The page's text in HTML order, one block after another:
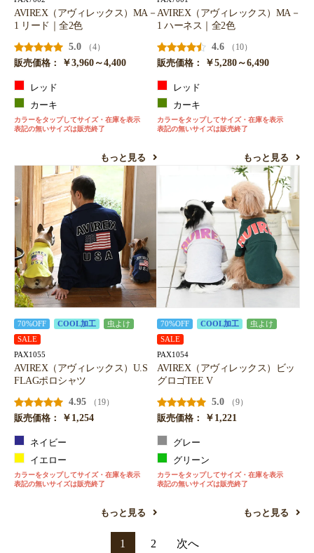
AVIREX（アヴィレックス）MA－
1 リード｜全2色
5.0
（4）
販売価格：
￥3,960～4,400
レッド
カーキ
カラーをタップしてサイズ・在庫を表示
表記の無いサイズは販売終了
もっと見る
AVIREX（アヴィレックス）MA－
1 ハーネス｜全2色
4.6
（10）
販売価格：
￥5,280～6,490
レッド
カーキ
カラーをタップしてサイズ・在庫を表示
表記の無いサイズは販売終了
もっと見る
70%OFF COOL加工
虫よけ
SALE
PAX1055
AVIREX（アヴィレックス）U.S
FLAGポロシャツ
4.95
（19）
販売価格：
￥1,254
ネイビー
イエロー
カラーをタップしてサイズ・在庫を表示
表記の無いサイズは販売終了
もっと見る
70%OFF COOL加工
虫よけ
SALE
PAX1054
AVIREX（アヴィレックス）ビッ
グロゴTEE V
5.0
（9）
販売価格：
￥1,221
グレー
グリーン
カラーをタップしてサイズ・在庫を表示
表記の無いサイズは販売終了
もっと見る
1 2 次へ